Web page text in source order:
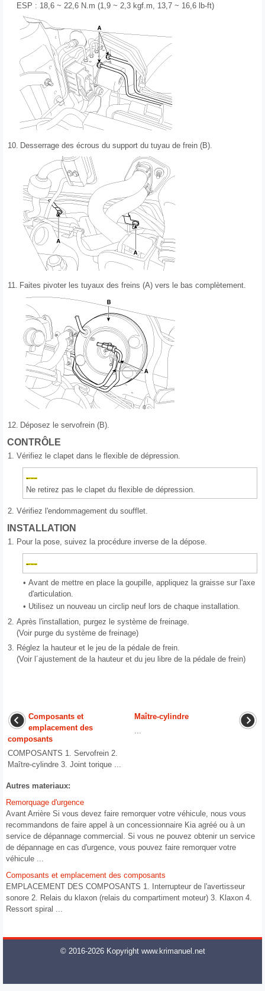
ESP : 18,6 ~ 22,6 N.m (1,9 ~ 2,3 kgf.m, 13,7 ~ 16,6 lb-ft)
10. Desserrage des écrous du support du tuyau de frein (B).
11. Faites pivoter les tuyaux des freins (A) vers le bas complètement.
12. Déposez le servofrein (B).
CONTRÔLE
1. Vérifiez le clapet dans le flexible de dépression.
Ne retirez pas le clapet du flexible de dépression.
2. Vérifiez l'endommagement du soufflet.
INSTALLATION
1. Pour la pose, suivez la procédure inverse de la dépose.
• Avant de mettre en place la goupille, appliquez la graisse sur l'axe
d'articulation.
• Utilisez un nouveau un circlip neuf lors de chaque installation.
2. Après l'installation, purgez le système de freinage.
(Voir purge du système de freinage)
3. Réglez la hauteur et le jeu de la pédale de frein.
(Voir l´ajustement de la hauteur et du jeu libre de la pédale de frein)
Composants et
emplacement des
composants
COMPOSANTS 1. Servofrein 2.
Maître-cylindre 3. Joint torique ...
Maître-cylindre
...
Autres materiaux:
Remorquage d'urgence
Avant Arrière Si vous devez faire remorquer votre véhicule, nous vous
recommandons de faire appel à un concessionnaire Kia agréé ou à un
service de dépannage commercial. Si vous ne pouvez obtenir un service
de dépannage en cas d'urgence, vous pouvez faire remorquer votre
véhicule ...
Composants et emplacement des composants
EMPLACEMENT DES COMPOSANTS 1. Interrupteur de l'avertisseur
sonore 2. Relais du klaxon (relais du compartiment moteur) 3. Klaxon 4.
Ressort spiral ...
© 2016-2026 Kopyright www.krimanuel.net